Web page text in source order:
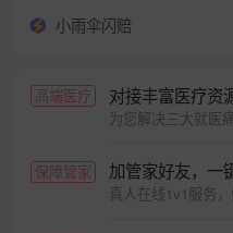
小雨伞闪赔
高端医疗 对接丰富医疗资
为您解决三大就医
保障管家 加管家好友，一
真人在线1v1服务